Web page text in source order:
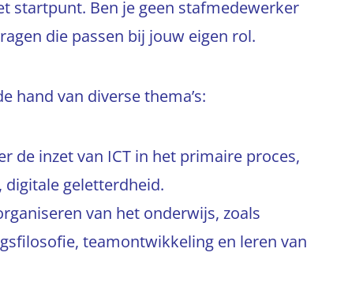
startpunt. Ben je geen stafmedewerker
die passen bij jouw eigen rol.
hand van diverse thema’s:
de inzet van ICT in het primaire proces,
geletterdheid.
van het onderwijs, zoals
teamontwikkeling en leren van